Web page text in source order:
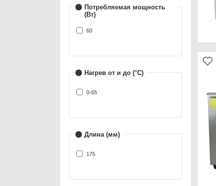
Потребляемая мощность
(Вт)
60
Нагрев от и до (°С)
0-65
Длина (мм)
175